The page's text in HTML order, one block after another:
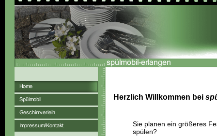
Herzlich Willkommen bei
Sie planen ein größeres
spülen?